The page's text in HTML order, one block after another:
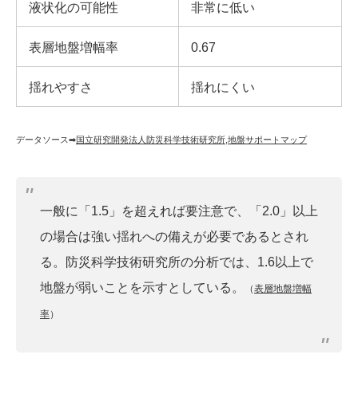
液状化の可能性 非常に低い
表層地盤増幅率 0.67
揺れやすさ 揺れにくい
データソース➡︎国立研究開発法人防災科学技術研究所 地盤サポートマップ
一般に「1.5」を超えれば要注意で、「2.0」以上
の場合は強い揺れへの備えが必要であるとされ
る。防災科学技術研究所の分析では、1.6以上で
地盤が弱いことを示すとしている。
（表層地盤増幅
率）